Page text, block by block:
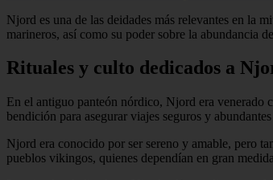
Njord es una de las deidades más relevantes en la
marineros, así como su poder sobre la abundancia
Rituales y culto dedicados a
En el antiguo panteón nórdico, Njord era venerado
bendición para asegurar viajes seguros y
Njord era conocido por ser sereno y amable, pero
pueblos vikingos, quienes dependían en gran